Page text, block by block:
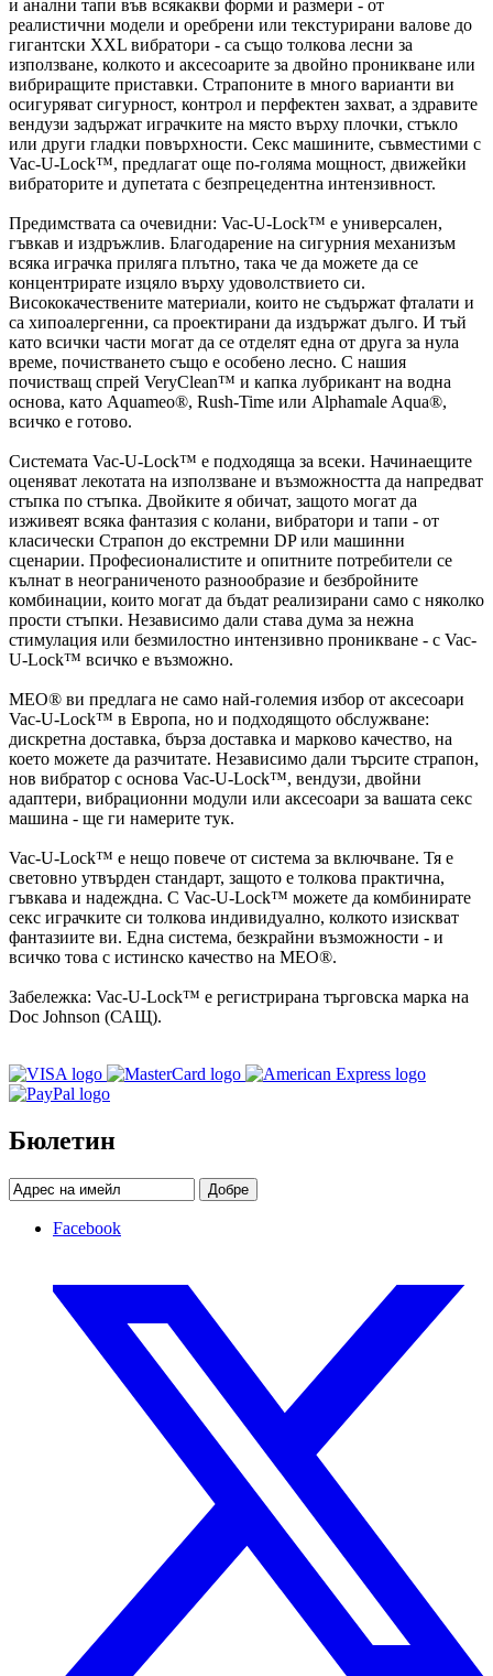
и анални тапи във всякакви форми и размери - от
реалистични модели и оребрени или текстурирани валове до
гигантски XXL вибратори - са също толкова лесни за
използване, колкото и аксесоарите за двойно проникване или
вибриращите приставки. Страпоните в много варианти ви
осигуряват сигурност, контрол и перфектен захват, а здравите
вендузи задържат играчките на място върху плочки, стъкло
или други гладки повърхности. Секс машините, съвместими с
Vac-U-Lock™, предлагат още по-голяма мощност, движейки
вибраторите и дупетата с безпрецедентна интензивност.
Предимствата са очевидни: Vac-U-Lock™ е универсален,
гъвкав и издръжлив. Благодарение на сигурния механизъм
всяка играчка приляга плътно, така че да можете да се
концентрирате изцяло върху удоволствието си.
Висококачествените материали, които не съдържат фталати и
са хипоалергенни, са проектирани да издържат дълго. И тъй
като всички части могат да се отделят една от друга за нула
време, почистването също е особено лесно. С нашия
почистващ спрей VeryClean™ и капка лубрикант на водна
основа, като Aquameo®, Rush-Time или Alphamale Aqua®,
всичко е готово.
Системата Vac-U-Lock™ е подходяща за всеки. Начинаещите
оценяват лекотата на използване и възможността да напредват
стъпка по стъпка. Двойките я обичат, защото могат да
изживеят всяка фантазия с колани, вибратори и тапи - от
класически Страпон до екстремни DP или машинни
сценарии. Професионалистите и опитните потребители се
кълнат в неограниченото разнообразие и безбройните
комбинации, които могат да бъдат реализирани само с няколко
прости стъпки. Независимо дали става дума за нежна
стимулация или безмилостно интензивно проникване - с Vac-
U-Lock™ всичко е възможно.
MEO® ви предлага не само най-големия избор от аксесоари
Vac-U-Lock™ в Европа, но и подходящото обслужване:
дискретна доставка, бърза доставка и марково качество, на
което можете да разчитате. Независимо дали търсите страпон,
нов вибратор с основа Vac-U-Lock™, вендузи, двойни
адаптери, вибрационни модули или аксесоари за вашата секс
машина - ще ги намерите тук.
Vac-U-Lock™ е нещо повече от система за включване. Тя е
световно утвърден стандарт, защото е толкова практична,
гъвкава и надеждна. С Vac-U-Lock™ можете да комбинирате
секс играчките си толкова индивидуално, колкото изискват
фантазиите ви. Една система, безкрайни възможности - и
всичко това с истинско качество на MEO®.
Забележка: Vac-U-Lock™ е регистрирана търговска марка на
Doc Johnson (САЩ).
Бюлетин
Добре
Facebook